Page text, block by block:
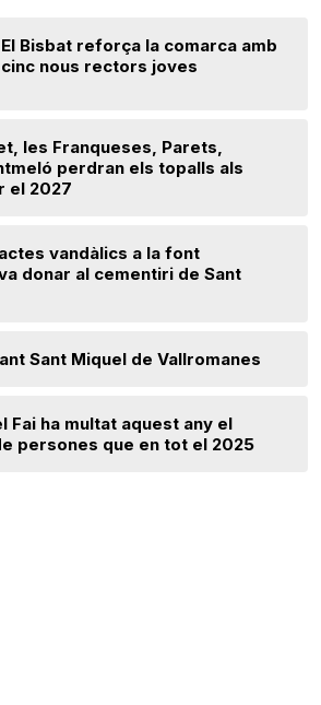
El Bisbat reforça la comarca amb
cinc nous rectors joves
les Franqueses, Parets,
perdran els topalls als
el 2027
vandàlics a la font
donar al cementiri de Sant
Sant Miquel de Vallromanes
Fai ha multat aquest any el
persones que en tot el 2025